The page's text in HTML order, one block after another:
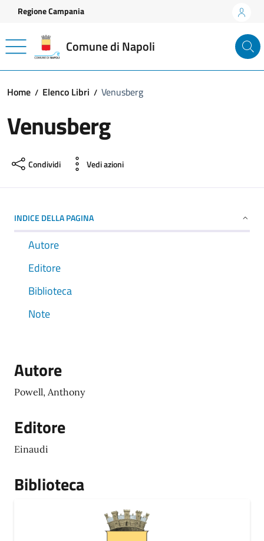
Vai ai contenuti
Vai al footer
Regione Campania
Comune di Napoli
Home Elenco Libri Venusberg
Venusberg
Condividi Vedi azioni
INDICE DELLA PAGINA
Autore
Editore
Biblioteca
Note
Autore
Powell, Anthony
Editore
Einaudi
Biblioteca